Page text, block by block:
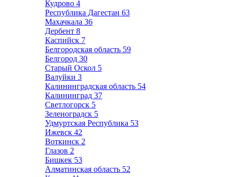
Кудрово 4
Республика Дагестан 63
Махачкала 36
Дербент 8
Каспийск 7
Белгородская область 59
Белгород 30
Старый Оскол 5
Валуйки 3
Калининградская область 54
Калининград 37
Светлогорск 5
Зеленоградск 5
Удмуртская Республика 53
Ижевск 42
Воткинск 2
Глазов 2
Бишкек 53
Алматинская область 52